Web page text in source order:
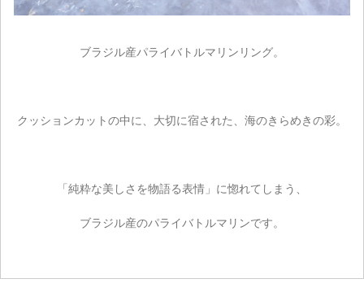
ブラジル産パライバトルマリンリング。
クッションカットの中に、大切に宿された、海のきらめきの彩。
「純粋な美しさを物語る表情」に惚れてしまう、
ブラジル産のパライバトルマリンです。